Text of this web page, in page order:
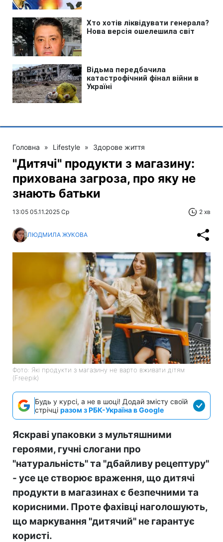
Головна » Lifestyle » Здорове життя
"Дитячі" продукти з магазину:
прихована загроза, про яку не
знають батьки
13:05 05.11.2025 Ср 2 хв
ЛЮДМИЛА ЖУКОВА
Фото: Які продукти з магазину не варто вживати дітям
(Freepik)
Будь у курсі, а не в шоці! Додай змісту своїй
стрічці разом з РБК-Україна в Google
Яскраві упаковки з мультяшними
героями, гучні слогани про
"натуральність" та "дбайливу рецептуру"
- усе це створює враження, що дитячі
продукти в магазинах є безпечними та
корисними. Проте фахівці наголошують,
що маркування "дитячий" не гарантує
користі.